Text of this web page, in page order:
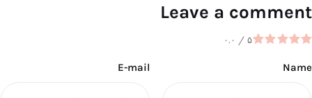
Leave a comment
۰.۰ / ۵
Name
E-mail